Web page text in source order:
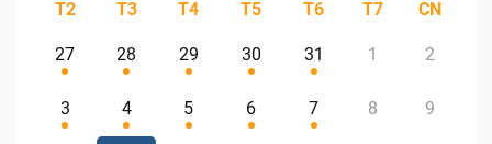
T2 T3 T4 T5 T6 T7 CN
27 28 29 30 31 1 2
3 4 5 6 7 8 9